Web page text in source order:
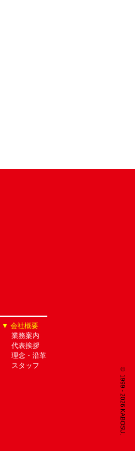
会社概要
業務案内
代表挨拶
理念・沿革
スタッフ
© 1999 - 2026 KABOSU.